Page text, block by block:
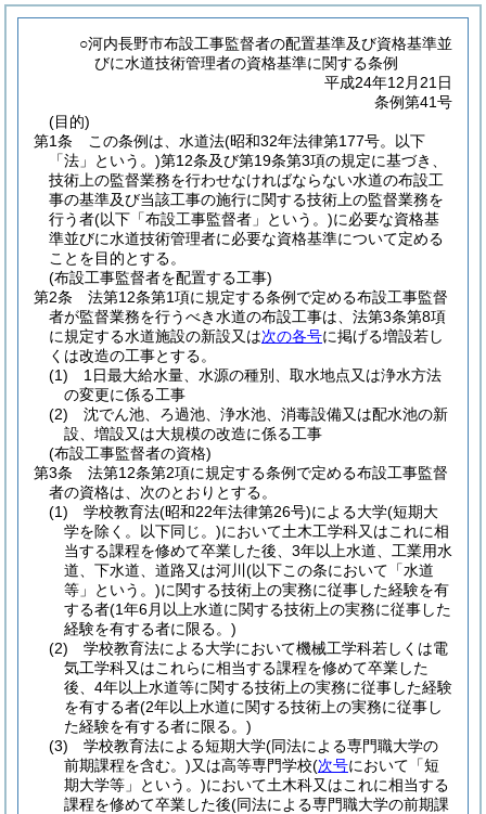
○河内長野市布設工事監督者の配置基準及び資格基準並
びに水道技術管理者の資格基準に関する条例
平成24年12月21日
条例第41号
(目的)
第1条
この条例は、水道法(昭和32年法律第177号。以下
「法」という。)第12条及び第19条第3項の規定に基づき、
技術上の監督業務を行わせなければならない水道の布設工
事の基準及び当該工事の施行に関する技術上の監督業務を
行う者(以下「布設工事監督者」という。)に必要な資格基
準並びに水道技術管理者に必要な資格基準について定める
ことを目的とする。
(布設工事監督者を配置する工事)
第2条
法第12条第1項に規定する条例で定める布設工事監督
者が監督業務を行うべき水道の布設工事は、法第3条第8項
に規定する水道施設の新設又は次の各号に掲げる増設若し
くは改造の工事とする。
(1)
1日最大給水量、水源の種別、取水地点又は浄水方法
の変更に係る工事
(2)
沈でん池、ろ過池、浄水池、消毒設備又は配水池の新
設、増設又は大規模の改造に係る工事
(布設工事監督者の資格)
第3条
法第12条第2項に規定する条例で定める布設工事監督
者の資格は、次のとおりとする。
(1)
学校教育法(昭和22年法律第26号)による大学(短期大
学を除く。以下同じ。)において土木工学科又はこれに相
当する課程を修めて卒業した後、3年以上水道、工業用水
道、下水道、道路又は河川 (以下この条において「水道
等」という。)に関する技術上の実務に従事した経験を有
する者(1年6月以上水道に関する技術上の実務に従事した
経験を有する者に限る。)
(2)
学校教育法による大学において機械工学科若しくは電
気工学科又はこれらに相当する課程を修めて卒業した
後、4年以上水道等に関する技術上の実務に従事した経験
を有する者(2年以上水道に関する技術上の実務に従事し
た経験を有する者に限る。)
(3)
学校教育法による短期大学(同法による専門職大学の
前期課程を含む。)又は高等専門学校(次号において「短
期大学等」という。)において土木科又はこれに相当する
課程を修めて卒業した後(同法による専門職大学の前期課